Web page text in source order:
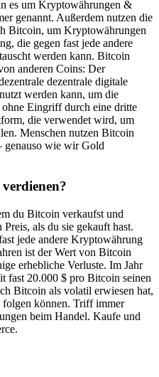
es um Kryptowährungen &
genannt. Außerdem nutzen die
Bitcoin, um Kryptowährungen
die gegen fast jede andere
werden kann. Bitcoin
anderen Coins: Der
dezentrale digitale
werden kann, um die
Eingriff durch eine dritte
die verwendet wird, um
Menschen nutzen Bitcoin
genauso wie wir Gold
du Bitcoin verkaufst und
als du sie gekauft hast.
jede andere Kryptowährung
ist der Wert von Bitcoin
erhebliche Verluste. Im Jahr
fast 20.000 $ pro Bitcoin seinen
Bitcoin als volatil erwiesen hat,
folgen können. Triff immer
beim Handel. Kaufe und